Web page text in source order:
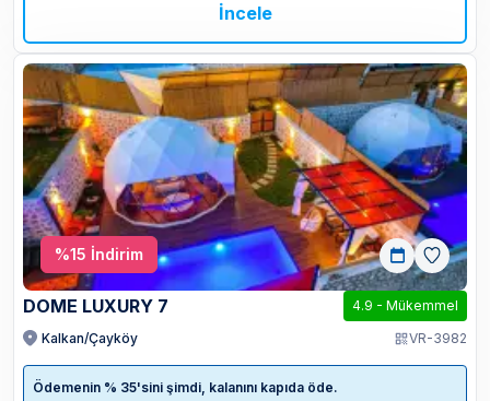
İncele
%15 İndirim
DOME LUXURY 7 4.9 - Mükemmel
Kalkan/Çayköy
VR-3982
Ödemenin % 35'sini şimdi, kalanını kapıda öde.